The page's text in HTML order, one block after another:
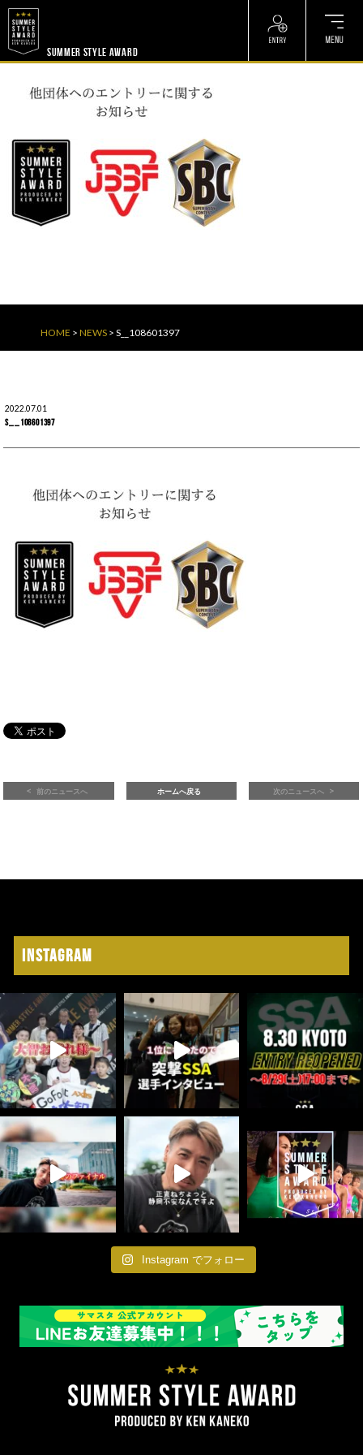
SUMMER STYLE AWARD
HOME > NEWS > S__108601397
2022.07.01
S__108601397
前のニュースへ ホームへ戻る 次のニュースへ
Instagram
Instagram でフォロー